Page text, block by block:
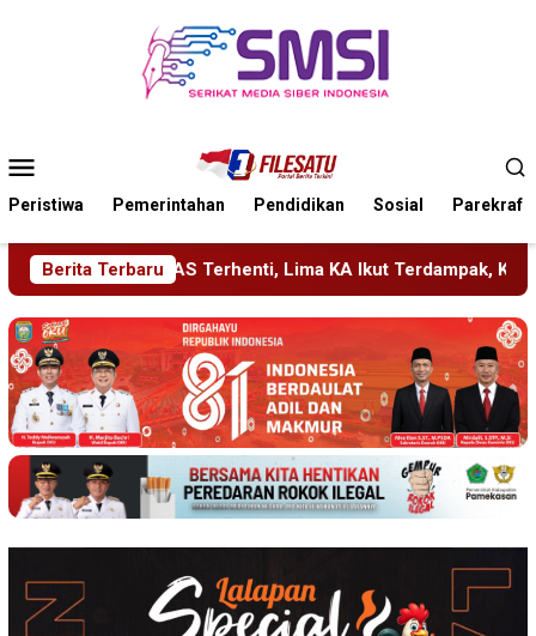
Mobile
Peristiwa Pemerintahan Pendidikan Sosial Parekraf
Berita Terbaru
Lima KA Ikut Terdampak, KAI Daop 7 Gerak Cepat Pulihkan